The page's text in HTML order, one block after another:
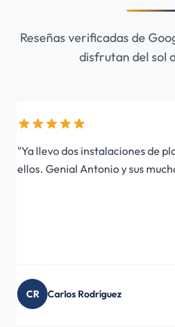
Reseñas verificadas de
disfrutan del sol
"Ya llevo dos instalaciones de
ellos. Genial Antonio y sus
CR Carlos Rodríguez